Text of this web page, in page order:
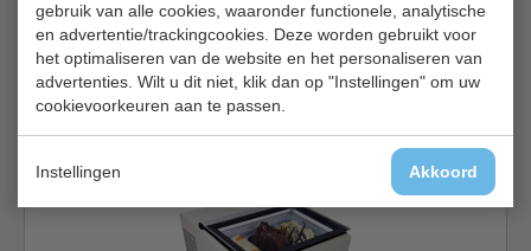
gebruik van alle cookies, waaronder functionele, analytische
en advertentie/trackingcookies. Deze worden gebruikt voor
het optimaliseren van de website en het personaliseren van
advertenties. Wilt u dit niet, klik dan op "Instellingen" om uw
cookievoorkeuren aan te passen.
Instellingen Akkoord
Schepijsvitrine | 8 IJsbakken van 5 Liter | Statisch | Model
Java | B118 x D73 x H123 cm
€ 1365,00
€ 983,00
CS IJsvitrine 7292.0015